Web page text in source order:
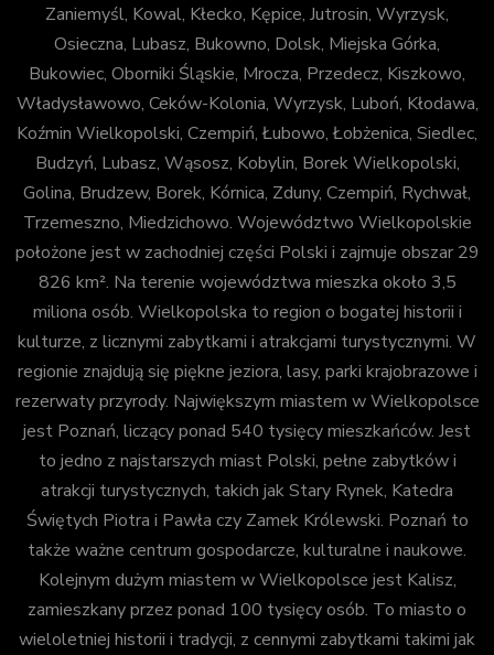
Zaniemyśl, Kowal, Kłecko, Kępice, Jutrosin, Wyrzysk,
Osieczna, Lubasz, Bukowno, Dolsk, Miejska Górka,
Bukowiec, Oborniki Śląskie, Mrocza, Przedecz, Kiszkowo,
Władysławowo, Ceków-Kolonia, Wyrzysk, Luboń, Kłodawa,
Koźmin Wielkopolski, Czempiń, Łubowo, Łobżenica, Siedlec,
Budzyń, Lubasz, Wąsosz, Kobylin, Borek Wielkopolski,
Golina, Brudzew, Borek, Kórnica, Zduny, Czempiń, Rychwał,
Trzemeszno, Miedzichowo. Województwo Wielkopolskie
położone jest w zachodniej części Polski i zajmuje obszar 29
826 km². Na terenie województwa mieszka około 3,5
miliona osób. Wielkopolska to region o bogatej historii i
kulturze, z licznymi zabytkami i atrakcjami turystycznymi. W
regionie znajdują się piękne jeziora, lasy, parki krajobrazowe i
rezerwaty przyrody. Największym miastem w Wielkopolsce
jest Poznań, liczący ponad 540 tysięcy mieszkańców. Jest
to jedno z najstarszych miast Polski, pełne zabytków i
atrakcji turystycznych, takich jak Stary Rynek, Katedra
Świętych Piotra i Pawła czy Zamek Królewski. Poznań to
także ważne centrum gospodarcze, kulturalne i naukowe.
Kolejnym dużym miastem w Wielkopolsce jest Kalisz,
zamieszkany przez ponad 100 tysięcy osób. To miasto o
wieloletniej historii i tradycji, z cennymi zabytkami takimi jak